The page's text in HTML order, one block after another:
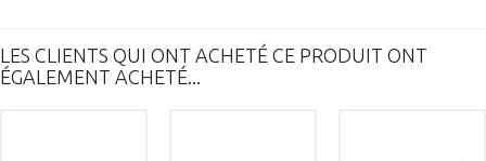
LES CLIENTS QUI ONT ACHETÉ CE PRODUIT ONT
ÉGALEMENT ACHETÉ...